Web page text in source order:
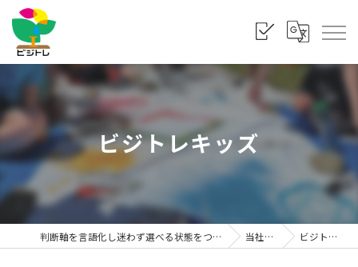
ビジトレキッズ
判断軸を言語化し迷わず選べる状態をつくる「株式会社ビジトレ」 当社の特徴 ビジトレキッズ